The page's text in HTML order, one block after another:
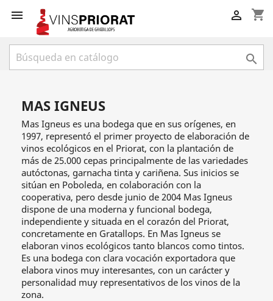
 shopping_cart


MAS IGNEUS
Mas Igneus es una bodega que en sus orígenes, en
1997, representó el primer proyecto de elaboración de
vinos ecológicos en el Priorat, con la plantación de
más de 25.000 cepas principalmente de las variedades
autóctonas, garnacha tinta y cariñena. Sus inicios se
sitúan en Poboleda, en colaboración con la
cooperativa, pero desde junio de 2004 Mas Igneus
dispone de una moderna y funcional bodega,
independiente y situada en el corazón del Priorat,
concretamente en Gratallops. En Mas Igneus se
elaboran vinos ecológicos tanto blancos como tintos.
Es una bodega con clara vocación exportadora que
elabora vinos muy interesantes, con un carácter y
personalidad muy representativos de los vinos de la
zona.